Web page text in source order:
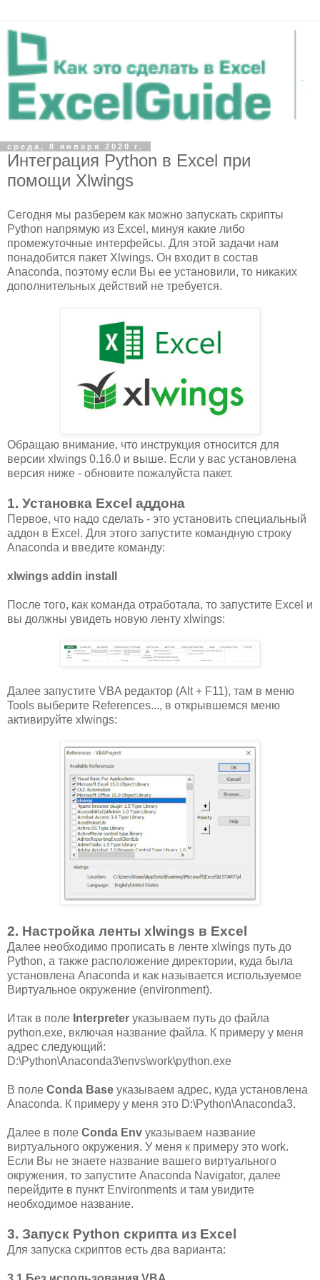
среда, 8 января 2020 г.
Интеграция Python в Excel при
помощи Xlwings
Сегодня мы разберем как можно запускать скрипты
Python напрямую из Excel, минуя какие либо
промежуточные интерфейсы. Для этой задачи нам
понадобится пакет Хlwings. Он входит в состав
Anaconda, поэтому если Вы ее установили, то никаких
дополнительных действий не требуется.
Обращаю внимание, что инструкция относится для
версии xlwings 0.16.0 и выше. Если у вас установлена
версия ниже - обновите пожалуйста пакет.
1. Установка Excel аддона
Первое, что надо сделать - это установить специальный
аддон в Excel. Для этого запустите командную строку
Anaconda и введите команду:
xlwings addin install
После того, как команда отработала, то запустите Excel и
вы должны увидеть новую ленту xlwings:
Далее запустите VBA редактор (Alt + F11), там в меню
Tools выберите References..., в открывшемся меню
активируйте xlwings:
2. Настройка ленты xlwings в Excel
Далее необходимо прописать в ленте xlwings путь до
Python, а также расположение директории, куда была
установлена Anaconda и как называется используемое
Виртуальное окружение (environment).
Итак в поле Interpreter указываем путь до файла
python.exe, включая название файла. К примеру у меня
адрес следующий:
D:\Python\Anaconda3\envs\work\python.exe
В поле Conda Base указываем адрес, куда установлена
Anaconda. К примеру у меня это D:\Python\Anaconda3.
Далее в поле Conda Env указываем название
виртуального окружения. У меня к примеру это work.
Если Вы не знаете название вашего виртуального
окружения, то запустите Anaconda Navigator, далее
перейдите в пункт Environments и там увидите
необходимое название.
3. Запуск Python скрипта из Excel
Для запуска скриптов есть два варианта: